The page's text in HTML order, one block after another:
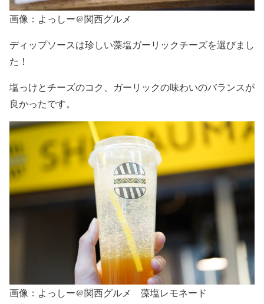
画像：よっしー@関西グルメ
ディップソースは珍しい藻塩ガーリックチーズを選びまし
た！
塩っけとチーズのコク、ガーリックの味わいのバランスが
良かったです。
画像：よっしー@関西グルメ 藻塩レモネード